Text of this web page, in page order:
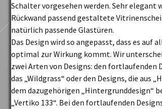
Schalter vorgesehen werden. Sehr elegant
Rückwand passend gestaltete
natürlich passende Glastüren.
Das Design wird so angepasst, dass es auf
optimal zur Wirkung kommt. Wir
zwei Arten von Designs: den fortlaufenden
das „Wildgrass“ oder den Designs, die aus
dem dazugehörigen „Hintergrunddesign“
„Vertiko 133“. Bei den fortlaufenden